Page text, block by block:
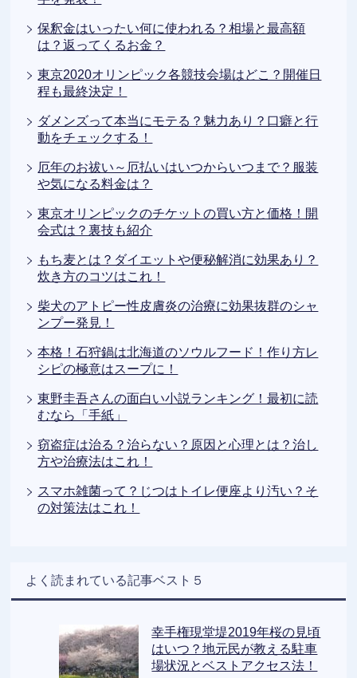
保釈金はいったい何に使われる？相場と最高額
は？返ってくるお金？
東京2020オリンピック各競技会場はどこ？開催日
程も最終決定！
ダメンズって本当にモテる？魅力あり？口癖と行
動をチェックする！
厄年のお祓い～厄払いはいつからいつまで？服装
や気になる料金は？
東京オリンピックのチケットの買い方と価格！開
会式は？裏技も紹介
もち麦とは？ダイエットや便秘解消に効果あり？
炊き方のコツはこれ！
柴犬のアトピー性皮膚炎の治療に効果抜群のシャ
ンプー発見！
本格！石狩鍋は北海道のソウルフード！作り方レ
シピの極意はスープに！
東野圭吾さんの面白い小説ランキング！最初に読
むなら「手紙」
窃盗症は治る？治らない？原因と心理とは？治し
方や治療法はこれ！
スマホ雑菌って？じつはトイレ便座より汚い？そ
の対策法はこれ！
よく読まれている記事ベスト５
幸手権現堂堤2019年桜の見頃
はいつ？地元民が教える駐車
場状況とベストアクセス法！